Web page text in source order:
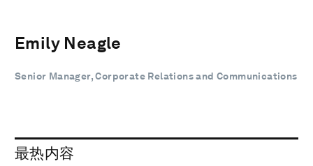
Emily Neagle
Senior Manager, Corporate Relations and Communications
最热内容